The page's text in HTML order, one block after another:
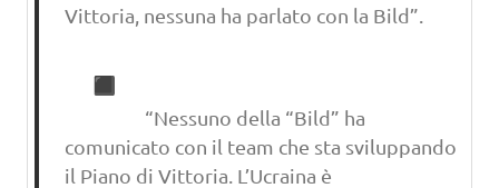
Vittoria, nessuna ha parlato con la Bild”.
“Nessuno della “Bild” ha
comunicato con il team che sta sviluppando
il Piano di Vittoria. L’Ucraina è